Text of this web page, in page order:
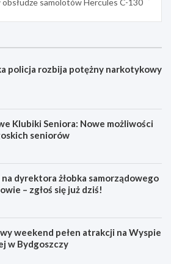
policja rozbija potężny narkotykowy
Klubiki Seniora: Nowe możliwości
seniorów
dyrektora żłobka samorządowego
– zgłoś się już dziś!
weekend pełen atrakcji na Wyspie
w Bydgoszczy